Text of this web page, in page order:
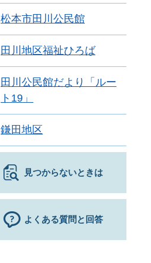
松本市田川公民館
田川地区福祉ひろば
田川公民館だより「ルー
ト19」
鎌田地区
見つからないときは
よくある質問と回答